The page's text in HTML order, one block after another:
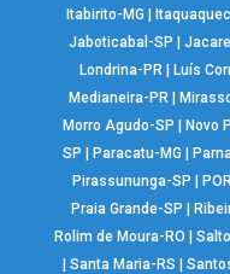
Itabirito-MG |
Jaboticabal-SP |
Londrina-PR | Luís
Medianeira-PR |
Morro Agudo-SP |Novo
SP |Paracatu-MG |
Pirassununga-SP |
Praia Grande-SP |
Rolim de Moura-RO |
|Santa Maria-RS |